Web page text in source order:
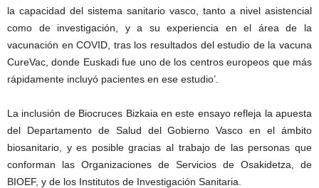
la capacidad del sistema sanitario vasco, tanto a nivel asistencial
como de investigación, y a su experiencia en el área de la
vacunación en COVID, tras los resultados del estudio de la vacuna
CureVac, donde Euskadi fue uno de los centros europeos que más
rápidamente incluyó pacientes en ese estudio’.
La inclusión de Biocruces Bizkaia en este ensayo refleja la apuesta
del Departamento de Salud del Gobierno Vasco en el ámbito
biosanitario, y es posible gracias al trabajo de las personas que
conforman las Organizaciones de Servicios de Osakidetza, de
BIOEF, y de los Institutos de Investigación Sanitaria.